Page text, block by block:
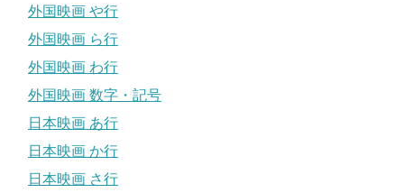
外国映画 や行
外国映画 ら行
外国映画 わ行
外国映画 数字・記号
日本映画 あ行
日本映画 か行
日本映画 さ行